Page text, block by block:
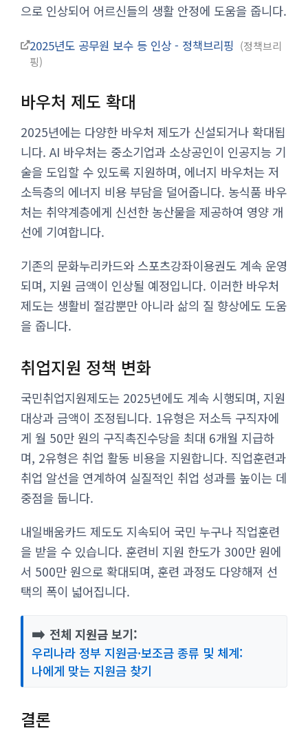
으로 인상되어 어르신들의 생활 안정에 도움을 줍니다.
2025년도 공무원 보수 등 인상 - 정책브리핑
정책브리
핑
바우처 제도 확대
2025년에는 다양한 바우처 제도가 신설되거나 확대됩
니다. AI 바우처는 중소기업과 소상공인이 인공지능 기
술을 도입할 수 있도록 지원하며, 에너지 바우처는 저
소득층의 에너지 비용 부담을 덜어줍니다. 농식품 바우
처는 취약계층에게 신선한 농산물을 제공하여 영양 개
선에 기여합니다.
기존의 문화누리카드와 스포츠강좌이용권도 계속 운영
되며, 지원 금액이 인상될 예정입니다. 이러한 바우처
제도는 생활비 절감뿐만 아니라 삶의 질 향상에도 도움
을 줍니다.
취업지원 정책 변화
국민취업지원제도는 2025년에도 계속 시행되며, 지원
대상과 금액이 조정됩니다. 1유형은 저소득 구직자에
게 월 50만 원의 구직촉진수당을 최대 6개월 지급하
며, 2유형은 취업 활동 비용을 지원합니다. 직업훈련과
취업 알선을 연계하여 실질적인 취업 성과를 높이는 데
중점을 둡니다.
내일배움카드 제도도 지속되어 국민 누구나 직업훈련
을 받을 수 있습니다. 훈련비 지원 한도가 300만 원에
서 500만 원으로 확대되며, 훈련 과정도 다양해져 선
택의 폭이 넓어집니다.
➡️ 전체 지원금 보기:
우리나라 정부 지원금·보조금 종류 및 체계:
나에게 맞는 지원금 찾기
결론